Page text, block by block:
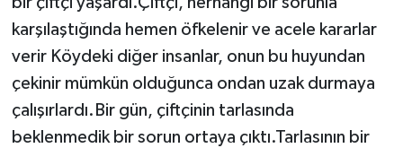
karşılaştığında hemen öfkelenir ve acele kararlar
verir Köydeki diğer insanlar, onun bu huyundan
çekinir mümkün olduğunca ondan uzak durmaya
çalışırlardı.Bir gün, çiftçinin tarlasında
beklenmedik bir sorun ortaya çıktı.Tarlasının bir